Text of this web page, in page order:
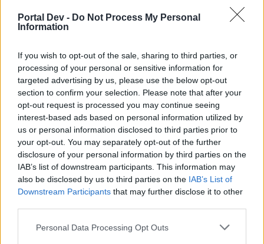
Portal Dev - Do Not Process My Personal
Information
If you wish to opt-out of the sale, sharing to third parties, or
processing of your personal or sensitive information for
targeted advertising by us, please use the below opt-out
section to confirm your selection. Please note that after your
opt-out request is processed you may continue seeing
interest-based ads based on personal information utilized by
us or personal information disclosed to third parties prior to
your opt-out. You may separately opt-out of the further
disclosure of your personal information by third parties on the
IAB’s list of downstream participants. This information may
also be disclosed by us to third parties on the IAB’s List of
Downstream Participants that may further disclose it to other
Personal Data Processing Opt Outs
Sziasztok! Pici segítséget kérnék, a strandtörülközőt mi adja?
Már ezt keresem egy ideje.
Szia!
A delfin terményese.
6.6.26
benedekbobe63 kedveli ezt.
kiszsuzsi
Törekvő
sehol nem találom a játékot. Köszönöm ha valaki segít.